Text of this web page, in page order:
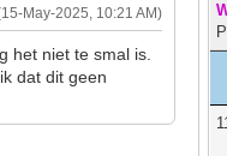
May-2025, 10:21 AM)
het niet te smal is.
dat dit geen